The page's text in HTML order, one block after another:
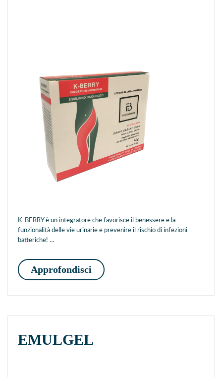
K-BERRY è un integratore che favorisce il benessere e la
funzionalità delle vie urinarie e prevenire il rischio di infezioni
batteriche! …
Approfondisci K-BERRY
EMULGEL